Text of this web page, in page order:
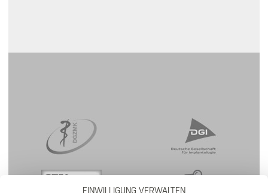
EINWILLIGUNG VERWALTEN